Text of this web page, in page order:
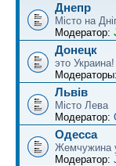
Днепр
Місто на
Модератор:
Донецк
это Украина!
Модераторы:
Львів
Місто Лева
Модератор:
Одесса
Жемчужина
Модератор: